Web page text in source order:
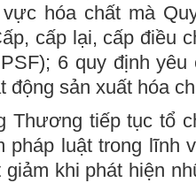
hóa chất mà
cấp lại, cấp điều
6 quy định
động sản xuất hóa
Thương tiếp tục tổ
pháp luật trong lĩnh
khi phát hiện